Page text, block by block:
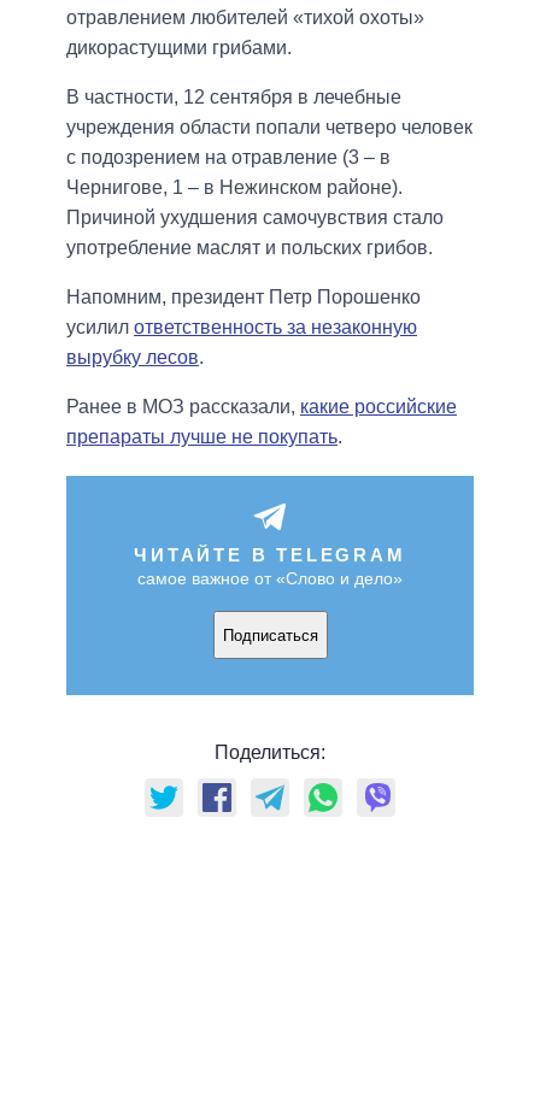
отравлением любителей «тихой охоты»
дикорастущими грибами.
В частности, 12 сентября в лечебные
учреждения области попали четверо человек
с подозрением на отравление (3 – в
Чернигове, 1 – в Нежинском районе).
Причиной ухудшения самочувствия стало
употребление маслят и польских грибов.
Напомним, президент Петр Порошенко
усилил ответственность за незаконную
вырубку лесов.
Ранее в МОЗ рассказали, какие российские
препараты лучше не покупать.
ЧИТАЙТЕ В TELEGRAM
самое важное от «Слово и дело»
Подписаться
Поделиться: